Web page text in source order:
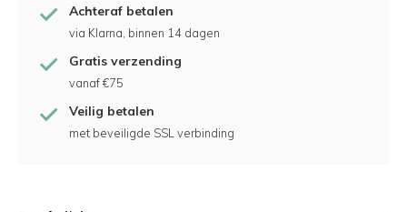
Achteraf betalen
via Klarna, binnen 14 dagen
Gratis verzending
vanaf €75
Veilig betalen
met beveiligde SSL verbinding